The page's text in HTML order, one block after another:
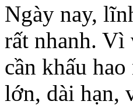
Ngày nay,
rất nhanh. Vì
cần khấu
lớn, dài hạn,